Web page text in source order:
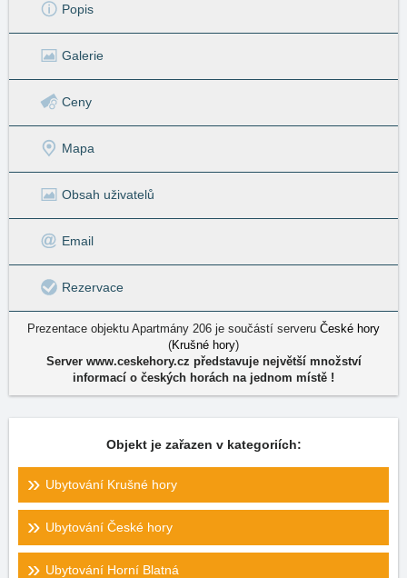
Popis
Galerie
Ceny
Mapa
Obsah uživatelů
Email
Rezervace
Prezentace objektu Apartmány 206 je součástí serveru České hory
(Krušné hory)
Server www.ceskehory.cz představuje největší množství
informací o českých horách na jednom místě !
Objekt je zařazen v kategoriích:
Ubytování Krušné hory
Ubytování České hory
Ubytování Horní Blatná